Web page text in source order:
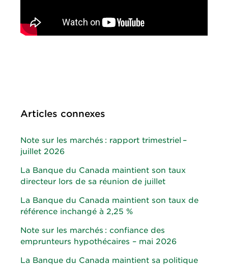
Articles connexes
Note sur les marchés : rapport trimestriel –
juillet 2026
La Banque du Canada maintient son taux
directeur lors de sa réunion de juillet
La Banque du Canada maintient son taux de
référence inchangé à 2,25 %
Note sur les marchés : confiance des
emprunteurs hypothécaires – mai 2026
La Banque du Canada maintient sa politique